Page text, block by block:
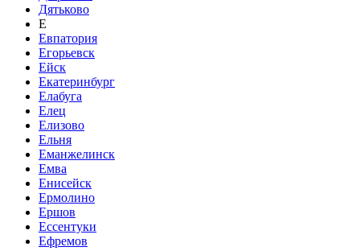
Дятьково
Е
Евпатория
Егорьевск
Ейск
Екатеринбург
Елабуга
Елец
Елизово
Ельня
Еманжелинск
Емва
Енисейск
Ермолино
Ершов
Ессентуки
Ефремов